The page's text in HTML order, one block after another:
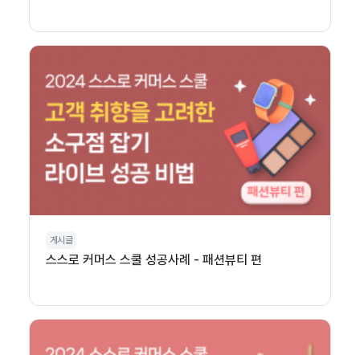
게시글
스스로 커머스 스쿨 성공사례 - 패션뷰티 편